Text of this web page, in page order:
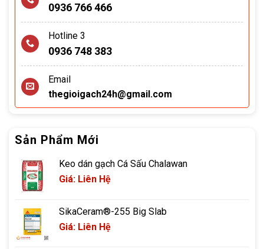
0936 766 466
Hotline 3
0936 748 383
Email
thegioigach24h@gmail.com
Sản Phẩm Mới
Keo dán gạch Cá Sấu Chalawan
Giá: Liên Hệ
SikaCeram®-255 Big Slab
Giá: Liên Hệ